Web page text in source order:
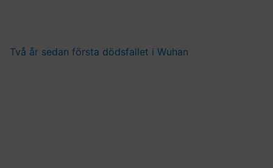
Två år sedan första dödsfallet i Wuhan